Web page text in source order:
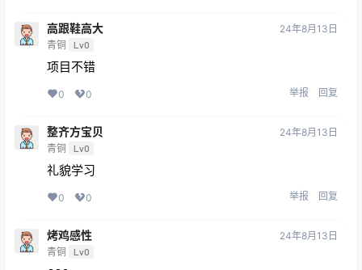
高跟鞋高大
青铜 Lv0
24年8月13日
项目不错
0 0 举报 回复
整齐方宝贝
青铜 Lv0
24年8月13日
礼貌学习
0 0 举报 回复
烤鸡感性
青铜 Lv0
24年8月13日